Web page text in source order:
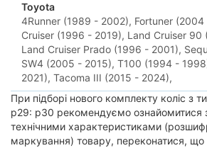
Toyota
4Runner (1989 - 2002), Fortuner
Cruiser (1996 - 2019), Land Cruiser 90
Land Cruiser Prado (1996 - 2001),
SW4 (2005 - 2015), T100 (1994 -
2021), Tacoma III (2015 - 2024),
При підборі нового комплекту коліс з
p29: p30 рекомендуємо ознайомитися
технічними характеристиками
маркування) товару, переконатися,